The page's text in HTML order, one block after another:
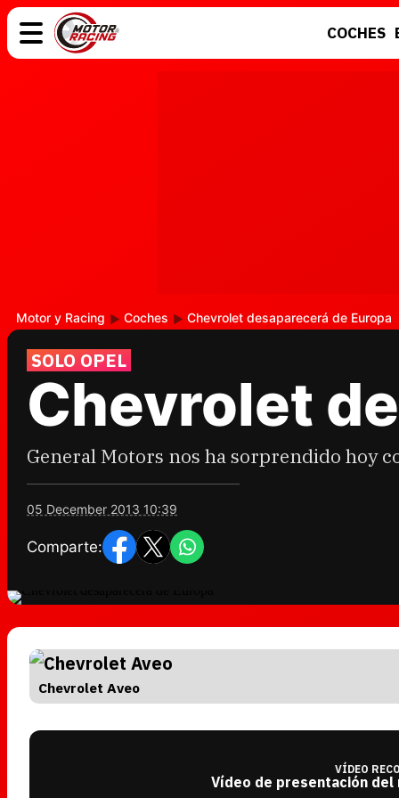
COCHES
Motor y Racing Coches Chevrolet desaparecerá de Europa
SOLO OPEL
Chevrolet
General Motors nos ha sorprendido hoy
05 December 2013 10:39
Comparte:
Chevrolet Aveo
VÍDEO
Vídeo de presentación